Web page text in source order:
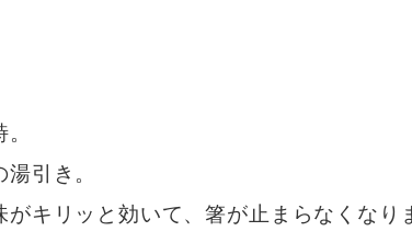
引き。
キリッと効いて、箸が止まらなくなり